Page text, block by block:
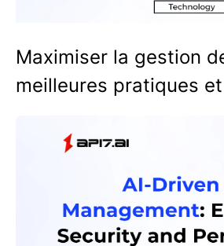
Maximiser la gestion
meilleures pratiques